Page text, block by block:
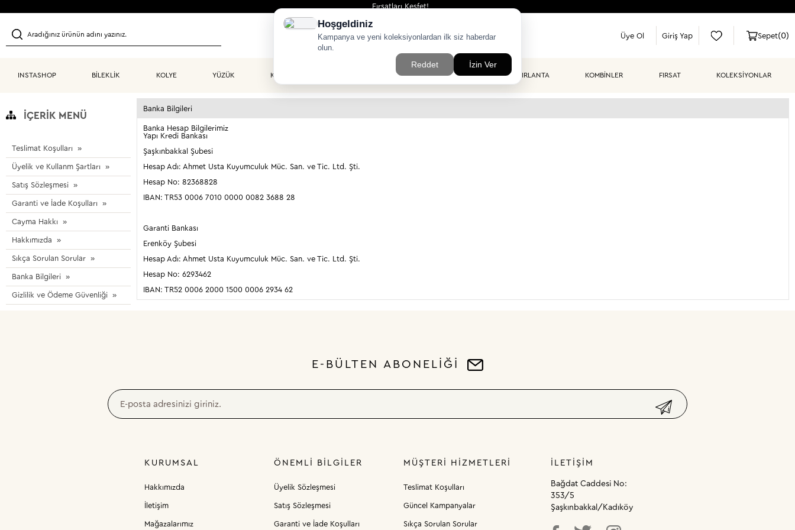
Fırsatları Keşfet!
Üye Ol Giriş Yap Sepet(0)
INSTASHOP BİLEKLİK KOLYE YÜZÜK KÜPE ŞAHMERAN ERKEK PIRLANTA KOMBİNLER FIRSAT KOLEKSIYONLAR
İÇERIK MENÜ
Teslimat Koşulları
Üyelik ve Kullanm Şartları
Satış Sözleşmesi
Garanti ve İade Koşulları
Cayma Hakkı
Hakkımızda
Sıkça Sorulan Sorular
Banka Bilgileri
Gizlilik ve Ödeme Güvenliği
Banka Bilgileri
Banka Hesap Bilgilerimiz
Yapı Kredi Bankası
Şaşkınbakkal Şubesi
Hesap Adı: Ahmet Usta Kuyumculuk Müc. San. ve Tic. Ltd. Şti.
Hesap No: 82368828
IBAN: TR53 0006 7010 0000 0082 3688 28
Garanti Bankası
Erenköy Şubesi
Hesap Adı: Ahmet Usta Kuyumculuk Müc. San. ve Tic. Ltd. Şti.
Hesap No: 6293462
IBAN: TR52 0006 2000 1500 0006 2934 62
E-BÜLTEN ABONELİĞİ
KURUMSAL
Hakkımızda
İletişim
Mağazalarımız
ÖNEMLI BILGILER
Üyelik Sözleşmesi
Satış Sözleşmesi
Garanti ve İade Koşulları
MÜŞTERI HIZMETLERI
Teslimat Koşulları
Güncel Kampanyalar
Sıkça Sorulan Sorular
İLETIŞIM
Bağdat Caddesi No:
353/5
Şaşkınbakkal/Kadıköy